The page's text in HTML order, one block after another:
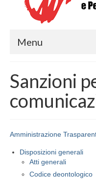
Menu
Notizie
Modulistica
Servizi agli iscritti
EPPI (Previdenza
Sanzioni
Amministrazione
Disposizioni generali
Atti generali
Codice deontologico